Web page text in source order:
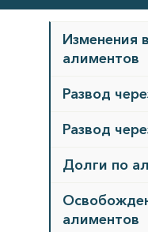
Изменения
алиментов
Развод
Развод
Долги по
алиментов